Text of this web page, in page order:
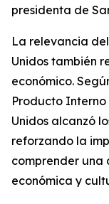
presidenta de
La relevancia
Unidos también
económico.
Producto Interno
Unidos alcanzó
reforzando la
comprender una
económica y